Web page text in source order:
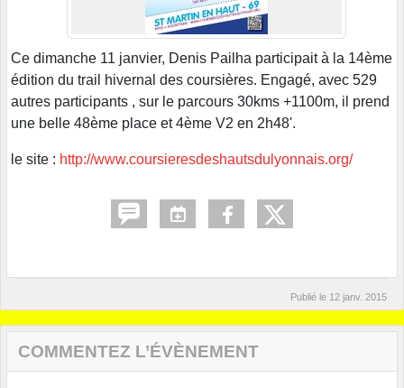
Ce dimanche 11 janvier, Denis Pailha participait à la 14ème
édition du trail hivernal des coursières. Engagé, avec 529
autres participants , sur le parcours 30kms +1100m, il prend
une belle 48ème place et 4ème V2 en 2h48'.
le site : http://www.coursieresdeshautsdulyonnais.org/
Publié le 12 janv. 2015
COMMENTEZ L’ÉVÈNEMENT